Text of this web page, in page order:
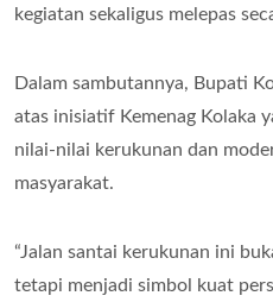
kegiatan sekaligus melepas
Dalam sambutannya, Bupati
atas inisiatif Kemenag Kolaka
nilai-nilai kerukunan dan
masyarakat.
“Jalan santai kerukunan ini
tetapi menjadi simbol kuat